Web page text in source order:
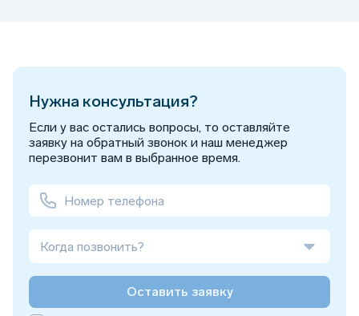
Нужна консультация?
Если у вас остались вопросы, то оставляйте
заявку на обратный звонок и наш менеджер
перезвонит вам в выбранное время.
Когда позвонить?
Оставить заявку